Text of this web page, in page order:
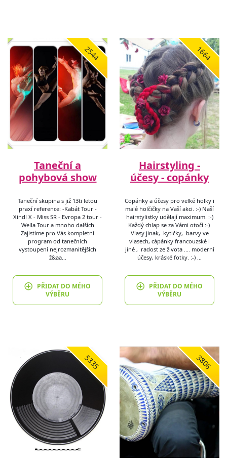
2544
Taneční a
pohybová show
Taneční skupina s již 13ti letou
praxí reference: -Kabát Tour -
Xindl X - Miss SR - Evropa 2 tour -
Wella Tour a mnoho dalších
Zajistíme pro Vás kompletní
program od tanečních
vystoupení nejrozmanitějších
ž&aa…
PŘIDAT DO MÉHO
VÝBĚRU
1664
Hairstyling -
účesy - copánky
Copánky a účesy pro velké holky i
malé holčičky na Vaší akci. :-) Naší
hairstylistky udělají maximum. :-)
Každý chlap se za Vámi otočí :-)
Vlasy jinak, kytičky, barvy ve
vlasech, cápánky francouzské i
jiné , radost ze života .... moderní
účesy, kráské fotky. :-) …
PŘIDAT DO MÉHO
VÝBĚRU
5335 3806